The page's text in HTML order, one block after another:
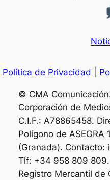
Política de Privacidad
© CMA
Corporación de
C.I.F.: A78865458.
Polígono de ASEGRA
(Granada). Contacto:
Tlf: +34 958 809
Registro Mercantil de